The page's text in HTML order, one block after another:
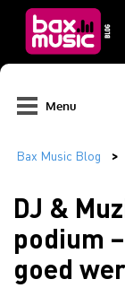
Menu
DJ &
podium
goed